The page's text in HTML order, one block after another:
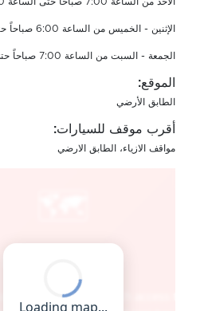
الإثنين - الخميس من الساعة 6:00 صباحاً حتى الساعة 10:00 مساءً
الجمعة - السبت من الساعة 7:00 صباحاً حتى الساعة 12:00 منتصف الليل
الموقع:
الطابق الأرضي
أقرب موقف للسيارات:
مواقف الازياء، الطابق الارضي